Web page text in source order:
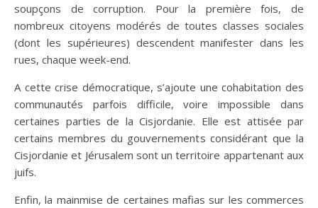
soupçons de corruption. Pour la première fois, de
nombreux citoyens modérés de toutes classes sociales
(dont les supérieures) descendent manifester dans les
rues, chaque week-end.
A cette crise démocratique, s’ajoute une cohabitation des
communautés parfois difficile, voire impossible dans
certaines parties de la Cisjordanie. Elle est attisée par
certains membres du gouvernements considérant que la
Cisjordanie et Jérusalem sont un territoire appartenant aux
juifs.
Enfin, la mainmise de certaines mafias sur les commerces